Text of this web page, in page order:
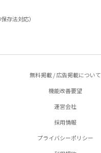
存法対応）
無料掲載 / 広告掲載について
機能改善要望
運営会社
採用情報
プライバシーポリシー